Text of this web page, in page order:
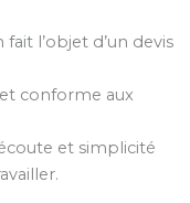
l’objet d’un devis
conforme aux
et simplicité